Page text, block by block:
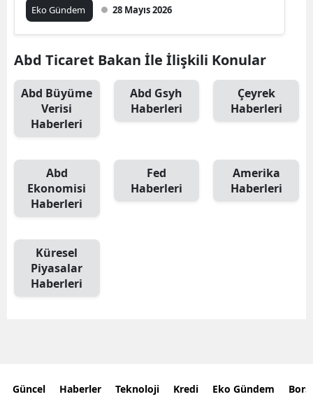
Eko Gündem 28 Mayıs 2026
Abd Ticaret Bakan İle İlişkili Konular
Abd Büyüme
Verisi
Haberleri
Abd Gsyh
Haberleri
Çeyrek
Haberleri
Abd
Ekonomisi
Haberleri
Fed
Haberleri
Amerika
Haberleri
Küresel
Piyasalar
Haberleri
Güncel Haberler Teknoloji Kredi Eko Gündem